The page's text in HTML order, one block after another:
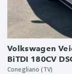
Volkswagen
BiTDI 180CV
Conegliano (TV)